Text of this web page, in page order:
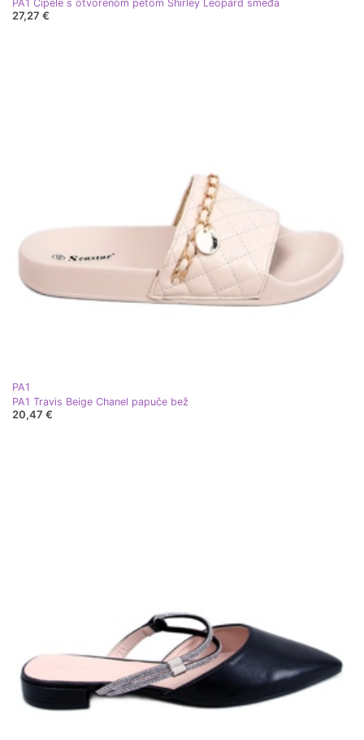
PA1 Cipele s otvorenom petom Shirley Leopard smeđa
27,27 €
PA1
PA1 Travis Beige Chanel papuče bež
20,47 €